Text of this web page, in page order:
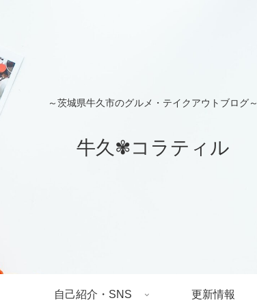
～茨城県牛久市のグルメ・テイクアウトブログ～
牛久✾コラティル
自己紹介・SNS 更新情報